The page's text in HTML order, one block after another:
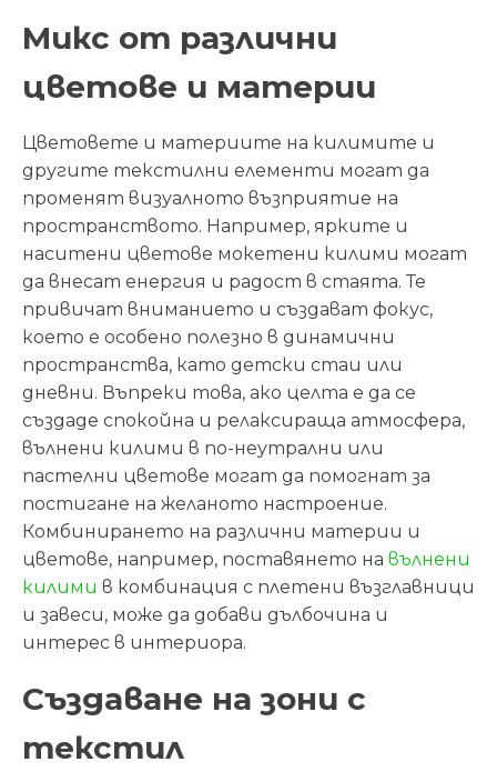
Микс от различни
цветове и материи
Цветовете и материите на килимите и
другите текстилни елементи могат да
променят визуалното възприятие на
пространството. Например, ярките и
наситени цветове мокетени килими могат
да внесат енергия и радост в стаята. Те
привичат вниманието и създават фокус,
което е особено полезно в динамични
пространства, като детски стаи или
дневни. Въпреки това, ако целта е да се
създаде спокойна и релаксираща атмосфера,
вълнени килими в по-неутрални или
пастелни цветове могат да помогнат за
постигане на желаното настроение.
Комбинирането на различни материи и
цветове, например, поставянето на вълнени
килими в комбинация с плетени възглавници
и завеси, може да добави дълбочина и
интерес в интериора.
Създаване на зони с
текстил